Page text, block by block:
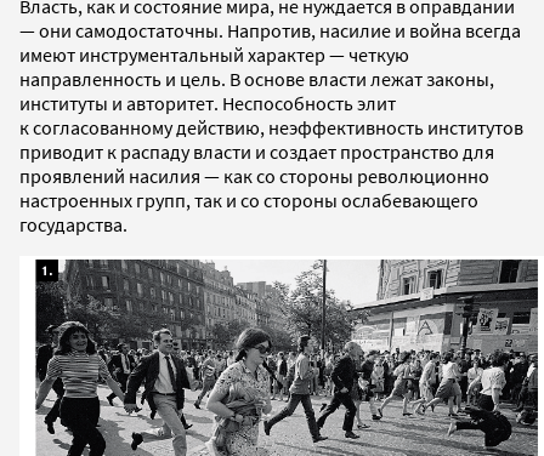
Власть, как и состояние мира, не нуждается в оправдании
— они самодостаточны. Напротив, насилие и война всегда
имеют инструментальный характер — четкую
направленность и цель. В основе власти лежат законы,
институты и авторитет. Неспособность элит
к согласованному действию, неэффективность институтов
приводит к распаду власти и создает пространство для
проявлений насилия — как со стороны революционно
настроенных групп, так и со стороны ослабевающего
государства.